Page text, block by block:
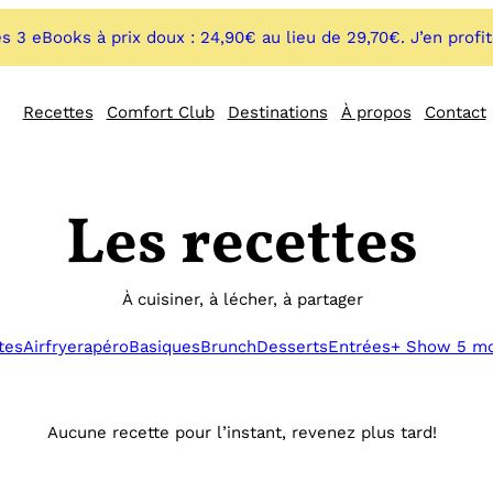
3 eBooks à prix doux : 24,90€ au lieu de 29,70€. J’en
Recettes Comfort Club Destinations À propos Contact
Les recettes
À cuisiner, à lécher, à partager
AirfryerapéroBasiquesBrunchDessertsEntrées+ Show 5
Aucune recette pour l’instant, revenez plus tard!